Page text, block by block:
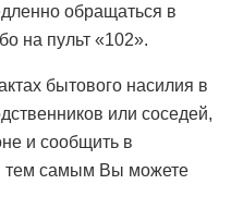
обращаться в
на пульт «102».
бытового насилия в
или соседей,
и сообщить в
тем самым Вы можете